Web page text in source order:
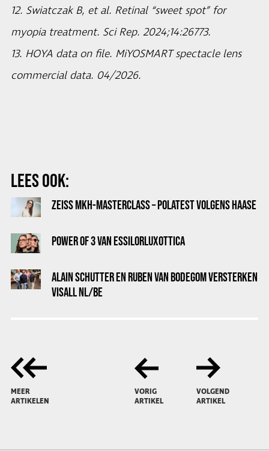
12. Swiatczak B, et al. Retinal “sweet spot” for
myopia treatment. Sci Rep. 2024;14:26773.
13. HOYA data on file. MiYOSMART spectacle lens
commercial data. 04/2026.
LEES OOK:
ZEISS MKH-MASTERCLASS – POLATEST VOLGENS HAASE
POWER OF 3 VAN ESSILORLUXOTTICA
ALAIN SCHUTTER EN RUBEN VAN BODEGOM VERSTERKEN
VISALL NL/BE
MEER
ARTIKELEN
VORIG
ARTIKEL
VOLGEND
ARTIKEL